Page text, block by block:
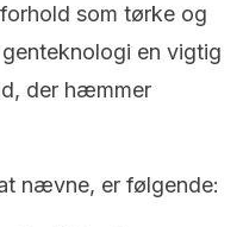
som tørke og
en vigtig
der hæmmer
nævne, er følgende: